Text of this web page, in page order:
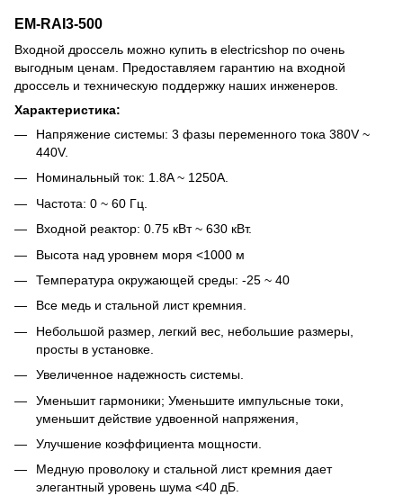
EM-RAI3-500
Входной дроссель можно купить в electricshop по очень
выгодным ценам. Предоставляем гарантию на входной
дроссель и техническую поддержку наших инженеров.
Характеристика:
Напряжение системы: 3 фазы переменного тока 380V ~
440V.
Номинальный ток: 1.8A ~ 1250A.
Частота: 0 ~ 60 Гц.
Входной реактор: 0.75 кВт ~ 630 кВт.
Высота над уровнем моря <1000 м
Температура окружающей среды: -25 ~ 40
Все медь и стальной лист кремния.
Небольшой размер, легкий вес, небольшие размеры,
просты в установке.
Увеличенное надежность системы.
Уменьшит гармоники; Уменьшите импульсные токи,
уменьшит действие удвоенной напряжения,
Улучшение коэффициента мощности.
Медную проволоку и стальной лист кремния дает
элегантный уровень шума <40 дБ.